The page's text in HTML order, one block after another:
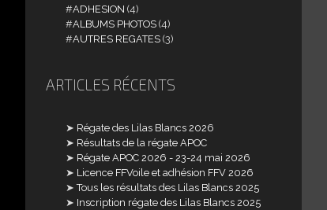
ADHESION (4)
ALBUMS PHOTOS (4)
AUTRES REGATES (3)
ARTICLES RÉCENTS
Régate des Lilas Blancs 2026
Résultats de la régate APOC
Régate APOC 2026 - 23-24 mai 2026
Licence FFVoile et adhésion FFV 2026
Tous les résultats des Lilas Blancs 2025
Inscription régate des Lilas Blancs 2025